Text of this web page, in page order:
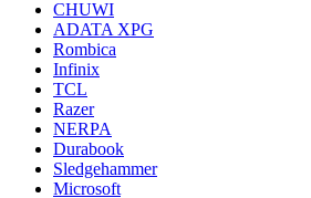
CHUWI
ADATA XPG
Rombica
Infinix
TCL
Razer
NERPA
Durabook
Sledgehammer
Microsoft